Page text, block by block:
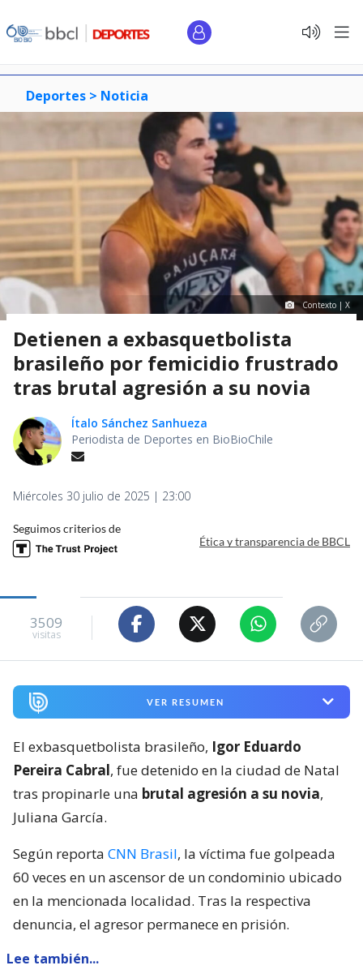
Deportes > Noticia
Contexto | X
Detienen a exbasquetbolista
brasileño por femicidio frustrado
tras brutal agresión a su novia
Ítalo Sánchez Sanhueza
Periodista de Deportes en BioBioChile
Miércoles 30 julio de 2025 | 23:00
Seguimos criterios de
Ética y transparencia de BBCL
3509
visitas
VER RESUMEN
El exbasquetbolista brasileño, Igor Eduardo
Pereira Cabral, fue detenido en la ciudad de Natal
tras propinarle una brutal agresión a su novia,
Juliana García.
Según reporta CNN Brasil, la víctima fue golpeada
60 veces en un ascensor de un condominio ubicado
en la mencionada localidad. Tras la respectiva
denuncia, el agresor permanece en prisión.
Lee también...